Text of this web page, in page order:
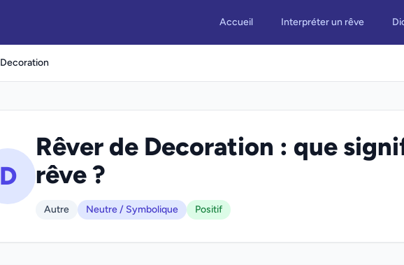
Accueil Interpréter un rêve
Decoration
D
Rêver de Decoration : que
rêve ?
Autre Neutre / Symbolique Positif